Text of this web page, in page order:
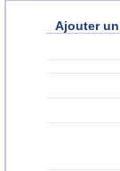
Ajouter